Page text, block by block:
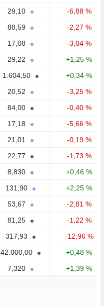
29,10
-6,88 %
88,59
-2,27 %
17,08
-3,04 %
29,22
+1,25 %
1.604,50
+0,34 %
20,52
-3,25 %
84,00
-0,40 %
17,18
-5,66 %
21,01
-0,19 %
22,77
-1,73 %
8,830
+0,46 %
131,90
+2,25 %
53,67
-2,81 %
81,25
-1,22 %
317,93
-12,96 %
42.000,00
+0,48 %
7,320 +1,39 %